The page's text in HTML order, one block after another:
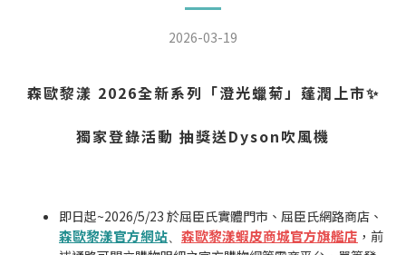
2026-03-19
森歐黎漾 2026全新系列「澄光蠟菊」蓬潤上市✨
獨家登錄活動 抽獎送Dyson吹風機
即日起~2026/5/23 於屈臣氏實體門市、屈臣氏網路商店、
森歐黎漾官方網站 森歐黎漾蝦皮商城官方旗艦店 ，前